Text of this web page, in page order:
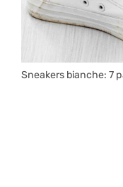
Sneakers bianche: 7